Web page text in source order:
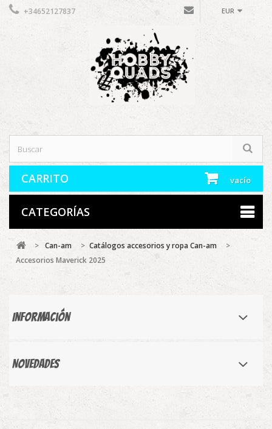
EUR
+34652127837
CARRITO vacío
CATEGORÍAS
> Can-am > Catálogos accesorios y ropa Can-am
>
Accesorios Maverick 2025
Información
Novedades